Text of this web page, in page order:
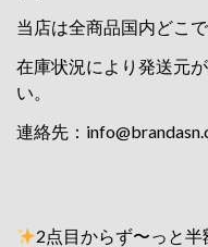
当店は全商品国内どこ
在庫状況により発送元
い。
連絡先：
2点目からず〜っと半